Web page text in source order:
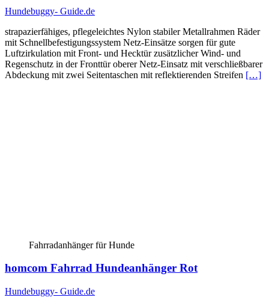
Hundebuggy- Guide.de
strapazierfähiges, pflegeleichtes Nylon stabiler Metallrahmen Räder
mit Schnellbefestigungssystem Netz-Einsätze sorgen für gute
Luftzirkulation mit Front- und Hecktür zusätzlicher Wind- und
Regenschutz in der Fronttür oberer Netz-Einsatz mit verschließbarer
Abdeckung mit zwei Seitentaschen mit reflektierenden Streifen […]
Fahrradanhänger für Hunde
homcom Fahrrad Hundeanhänger Rot
Hundebuggy- Guide.de